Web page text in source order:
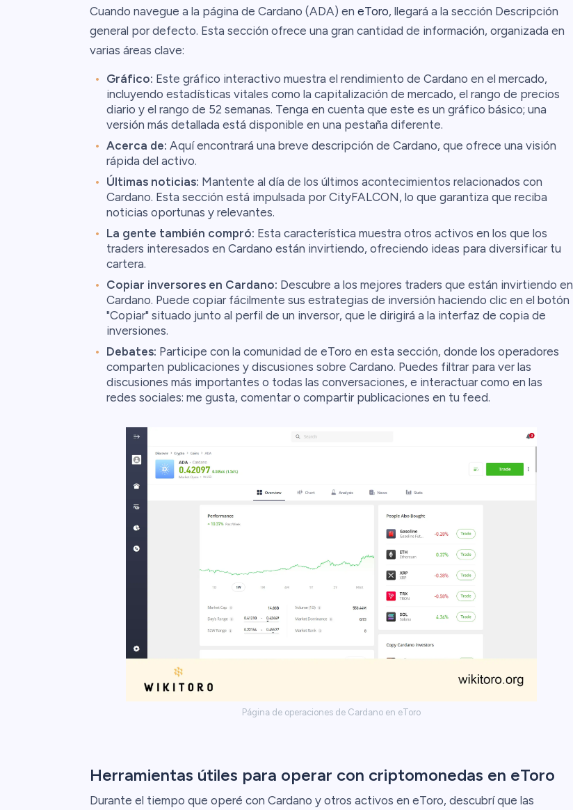
Cuando navegue a la página de Cardano (ADA) en eToro, llegará a la sección Descripción
general por defecto. Esta sección ofrece una gran cantidad de información, organizada en
varias áreas clave:
Gráfico: Este gráfico interactivo muestra el rendimiento de Cardano en el mercado,
incluyendo estadísticas vitales como la capitalización de mercado, el rango de precios
diario y el rango de 52 semanas. Tenga en cuenta que este es un gráfico básico; una
versión más detallada está disponible en una pestaña diferente.
Acerca de: Aquí encontrará una breve descripción de Cardano, que ofrece una visión
rápida del activo.
Últimas noticias: Mantente al día de los últimos acontecimientos relacionados con
Cardano. Esta sección está impulsada por CityFALCON, lo que garantiza que reciba
noticias oportunas y relevantes.
La gente también compró: Esta característica muestra otros activos en los que los
traders interesados en Cardano están invirtiendo, ofreciendo ideas para diversificar tu
cartera.
Copiar inversores en Cardano: Descubre a los mejores traders que están invirtiendo en
Cardano. Puede copiar fácilmente sus estrategias de inversión haciendo clic en el botón
"Copiar" situado junto al perfil de un inversor, que le dirigirá a la interfaz de copia de
inversiones.
Debates: Participe con la comunidad de eToro en esta sección, donde los operadores
comparten publicaciones y discusiones sobre Cardano. Puedes filtrar para ver las
discusiones más importantes o todas las conversaciones, e interactuar como en las
redes sociales: me gusta, comentar o compartir publicaciones en tu feed.
Página de operaciones de Cardano en eToro
Herramientas útiles para operar con criptomonedas en eToro
Durante el tiempo que operé con Cardano y otros activos en eToro, descubrí que las